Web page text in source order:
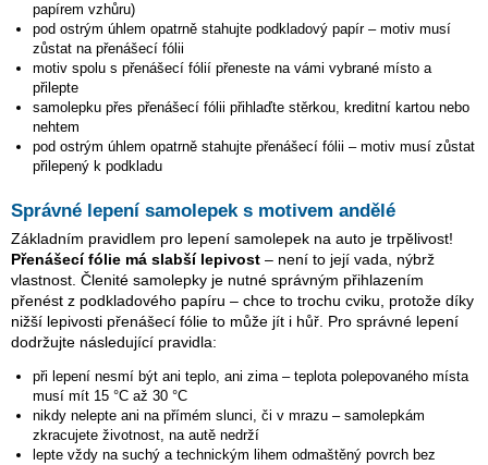
papírem vzhůru)
pod ostrým úhlem opatrně stahujte podkladový papír – motiv musí
zůstat na přenášecí fólii
motiv spolu s přenášecí fólií přeneste na vámi vybrané místo a
přilepte
samolepku přes přenášecí fólii přihlaďte stěrkou, kreditní kartou nebo
nehtem
pod ostrým úhlem opatrně stahujte přenášecí fólii – motiv musí zůstat
přilepený k podkladu
Správné lepení samolepek s motivem andělé
Základním pravidlem pro lepení samolepek na auto je trpělivost!
Přenášecí fólie má slabší lepivost – není to její vada, nýbrž
vlastnost. Členité samolepky je nutné správným přihlazením
přenést z podkladového papíru – chce to trochu cviku, protože díky
nižší lepivosti přenášecí fólie to může jít i hůř. Pro správné lepení
dodržujte následující pravidla:
při lepení nesmí být ani teplo, ani zima – teplota polepovaného místa
musí mít 15 °C až 30 °C
nikdy nelepte ani na přímém slunci, či v mrazu – samolepkám
zkracujete životnost, na autě nedrží
lepte vždy na suchý a technickým lihem odmaštěný povrch bez